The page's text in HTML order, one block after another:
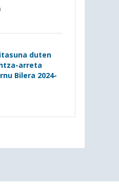
duten
arreta
Bilera 2024-